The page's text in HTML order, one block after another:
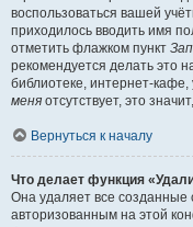
воспользоваться вашей
приходилось вводить имя
отметить флажком пункт
рекомендуется делать это
библиотеке, интернет-кафе,
меня отсутствует, это
Вернуться к началу
Что делает функция
Она удаляет все созданные
авторизованным на этой